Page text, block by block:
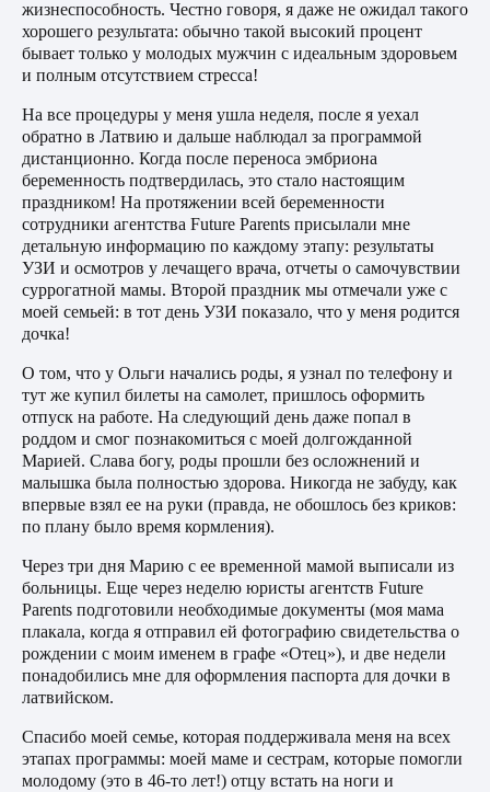
жизнеспособность. Честно говоря, я даже не ожидал такого
хорошего результата: обычно такой высокий процент
бывает только у молодых мужчин с идеальным здоровьем
и полным отсутствием стресса!
На все процедуры у меня ушла неделя, после я уехал
обратно в Латвию и дальше наблюдал за программой
дистанционно. Когда после переноса эмбриона
беременность подтвердилась, это стало настоящим
праздником! На протяжении всей беременности
сотрудники агентства Future Parents присылали мне
детальную информацию по каждому этапу: результаты
УЗИ и осмотров у лечащего врача, отчеты о самочувствии
суррогатной мамы. Второй праздник мы отмечали уже с
моей семьей: в тот день УЗИ показало, что у меня родится
дочка!
О том, что у Ольги начались роды, я узнал по телефону и
тут же купил билеты на самолет, пришлось оформить
отпуск на работе. На следующий день даже попал в
роддом и смог познакомиться с моей долгожданной
Марией. Слава богу, роды прошли без осложнений и
малышка была полностью здорова. Никогда не забуду, как
впервые взял ее на руки (правда, не обошлось без криков:
по плану было время кормления).
Через три дня Марию с ее временной мамой выписали из
больницы. Еще через неделю юристы агентств Future
Parents подготовили необходимые документы (моя мама
плакала, когда я отправил ей фотографию свидетельства о
рождении с моим именем в графе «Отец»), и две недели
понадобились мне для оформления паспорта для дочки в
латвийском.
Спасибо моей семье, которая поддерживала меня на всех
этапах программы: моей маме и сестрам, которые помогли
молодому (это в 46-то лет!) отцу встать на ноги и